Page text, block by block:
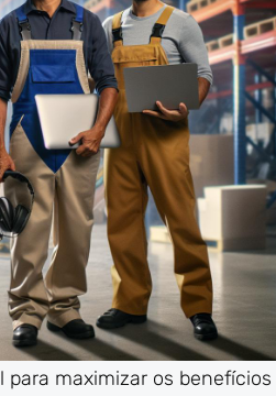
para maximizar os benefícios